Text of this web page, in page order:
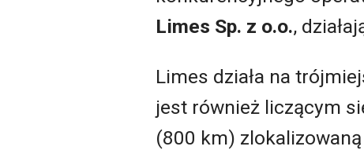
Limes Sp. z o.o.,
Limes działa na
jest również liczącym
(800 km)